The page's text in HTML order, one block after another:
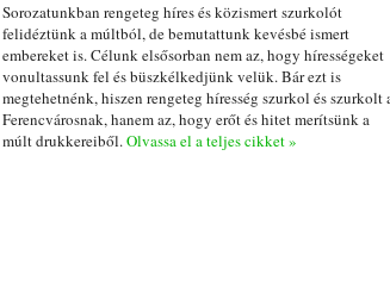
Sorozatunkban rengeteg híres és közismert szurkolót
felidéztünk a múltból, de bemutattunk kevésbé ismert
embereket is. Célunk elsősorban nem az, hogy hírességeket
vonultassunk fel és büszkélkedjünk velük. Bár ezt is
megtehetnénk, hiszen rengeteg híresség szurkol és szurkolt
Ferencvárosnak, hanem az, hogy erőt és hitet merítsünk a
múlt drukkereiből.Olvassa el a teljes cikket »